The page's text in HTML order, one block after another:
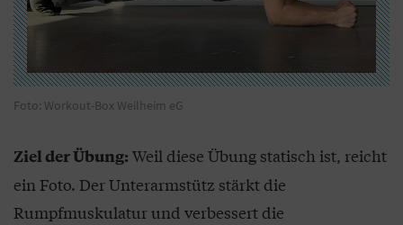
Foto: Workout-Box Weilheim eG
Ziel der Übung: Weil diese Übung statisch ist, reicht
ein Foto. Der Unterarmstütz stärkt die
Rumpfmuskulatur und verbessert die